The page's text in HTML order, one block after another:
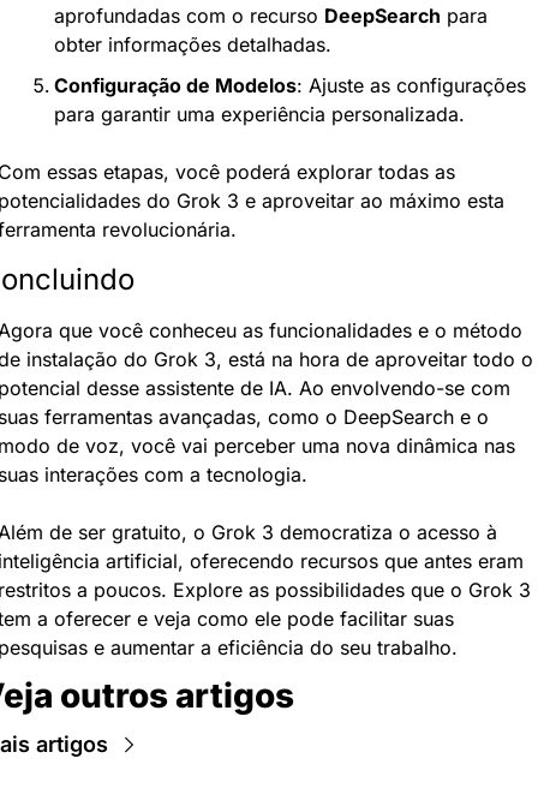
aprofundadas com o recurso DeepSearch para
obter informações detalhadas.
Configuração de Modelos: Ajuste as configurações
para garantir uma experiência personalizada.
essas etapas, você poderá explorar todas as
do Grok 3 e aproveitar ao máximo esta
revolucionária.
que você conheceu as funcionalidades e o método
instalação do Grok 3, está na hora de aproveitar todo o
desse assistente de IA. Ao envolvendo-se com
ferramentas avançadas, como o DeepSearch e o
de voz, você vai perceber uma nova dinâmica nas
interações com a tecnologia.
de ser gratuito, o Grok 3 democratiza o acesso à
artificial, oferecendo recursos que antes eram
a poucos. Explore as possibilidades que o Grok 3
a oferecer e veja como ele pode facilitar suas
e aumentar a eficiência do seu trabalho.
outros artigos
artigos